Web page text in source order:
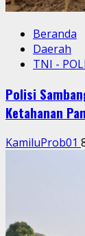
Beranda
Daerah
TNI -
Polisi
Ketahanan
KamiluProb01